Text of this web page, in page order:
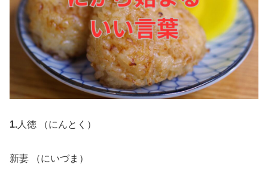
1. 人徳 （にんとく）
新妻 （にいづま）